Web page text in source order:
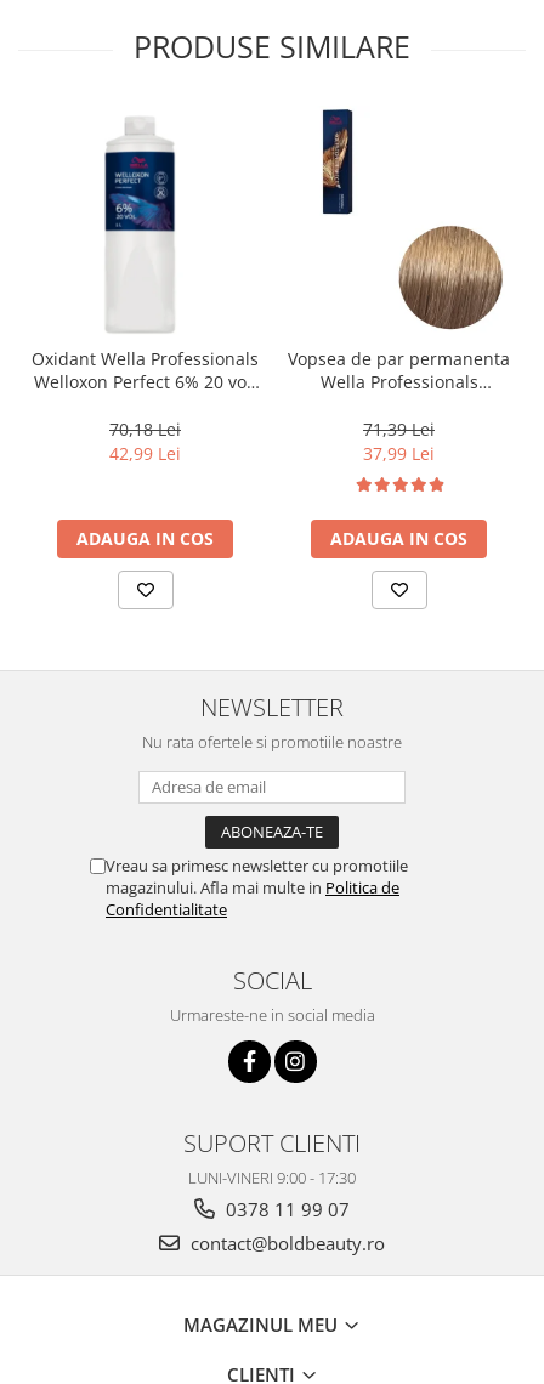
PRODUSE SIMILARE
Oxidant Wella Professionals
Welloxon Perfect 6% 20 vol,
70,18 Lei
42,99 Lei
ADAUGA IN COS
Vopsea de par permanenta
Wella Professionals
Blond Deschis Natural, 60
ml
71,39 Lei
37,99 Lei
ADAUGA IN COS
NEWSLETTER
Nu rata ofertele si promotiile noastre
Vreau sa primesc newsletter cu promotiile
magazinului. Afla mai multe in Politica de
Confidentialitate
SOCIAL
Urmareste-ne in social media
SUPORT CLIENTI
LUNI-VINERI 9:00 - 17:30
0378 11 99 07
contact@boldbeauty.ro
MAGAZINUL MEU
CLIENTI